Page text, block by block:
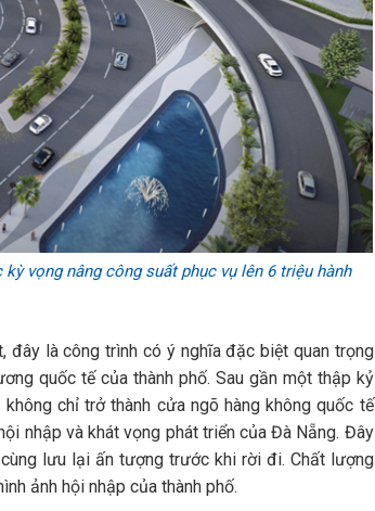
vọng nâng công suất phục vụ lên 6 triệu hành
đây là công trình có ý nghĩa đặc biệt quan trọng
quốc tế của thành phố. Sau gần một thập kỷ
chỉ trở thành cửa ngõ hàng không quốc tế
nhập và khát vọng phát triển của Đà Nẵng. Đây
lưu lại ấn tượng trước khi rời đi. Chất lượng
ảnh hội nhập của thành phố.